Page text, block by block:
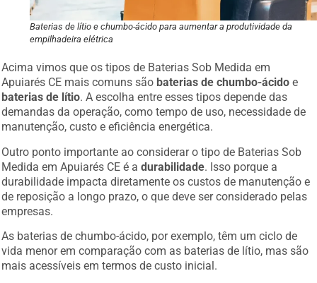
Baterias de lítio e chumbo-ácido para aumentar a produtividade da
empilhadeira elétrica
Acima vimos que os tipos de Baterias Sob Medida em
Apuiarés CE mais comuns são baterias de chumbo-ácido e
baterias de lítio. A escolha entre esses tipos depende das
demandas da operação, como tempo de uso, necessidade de
manutenção, custo e eficiência energética.
Outro ponto importante ao considerar o tipo de Baterias Sob
Medida em Apuiarés CE é adurabilidade. Isso porque a
durabilidade impacta diretamente os custos de manutenção e
de reposição a longo prazo, o que deve ser considerado pelas
empresas.
As baterias de chumbo-ácido, por exemplo, têm um ciclo de
vida menor em comparação com as baterias de lítio, mas são
mais acessíveis em termos de custo inicial.